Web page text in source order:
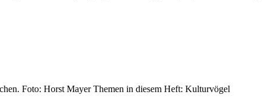
Foto: Horst Mayer Themen in diesem Heft: Kulturvögel